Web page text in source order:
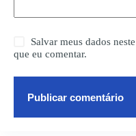
Salvar meus dados
que eu comentar.
Publicar comentário